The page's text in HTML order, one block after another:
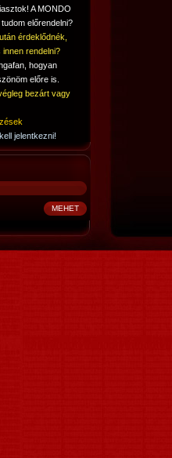
A MONDO
előrendelni?
érdeklődnék,
rendelni?
hogyan
előre is.
bezárt vagy
jelentkezni!